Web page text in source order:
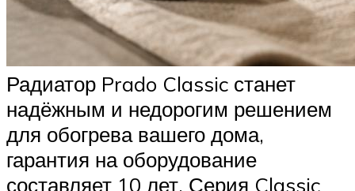
Радиатор Prado Classic станет
надёжным и недорогим решением
для обогрева вашего дома,
гарантия на оборудование
составляет 10 лет. Серия Classic